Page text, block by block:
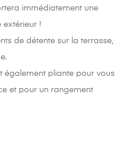
immédiatement une
!
de détente sur la terrasse,
également pliante pour vous
et pour un rangement